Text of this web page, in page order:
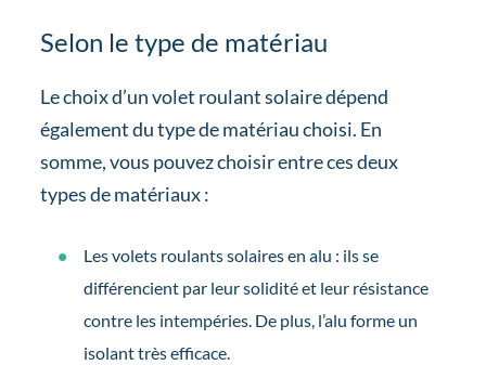
Selon le type de matériau
Le choix d’un volet roulant solaire dépend
également du type de matériau choisi. En
somme, vous pouvez choisir entre ces deux
types de matériaux :
Les volets roulants solaires en alu : ils se
différencient par leur solidité et leur résistance
contre les intempéries. De plus, l’alu forme un
isolant très efficace.